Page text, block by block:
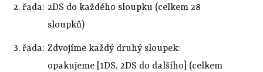
2. řada: 2DS do každého sloupku (celkem 28
sloupků)
3. řada: Zdvojíme každý druhý sloupek:
opakujeme 1DS, 2DS do dalšího
(celkem